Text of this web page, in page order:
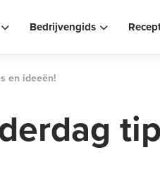
Bedrijvengids
en ideeën!